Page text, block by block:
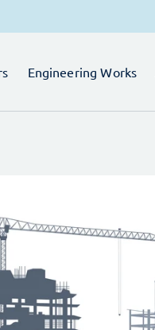
Engineering Works